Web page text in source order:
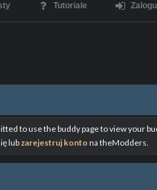
Tutoriale
to use the buddy page to view your
lub zarejestruj konto na theModders.